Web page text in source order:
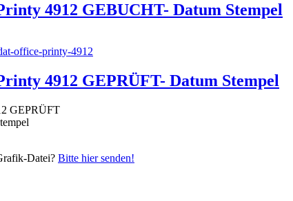
4912 GEBUCHT- Datum Stempel
4912 GEPRÜFT- Datum Stempel
GEPRÜFT
Datei? Bitte hier senden!